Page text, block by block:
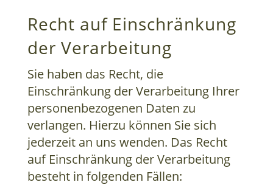
Recht auf Einschränkung
der Verarbeitung
Sie haben das Recht, die
Einschränkung der Verarbeitung Ihrer
personenbezogenen Daten zu
verlangen. Hierzu können Sie sich
jederzeit an uns wenden. Das Recht
auf Einschränkung der Verarbeitung
besteht in folgenden Fällen: